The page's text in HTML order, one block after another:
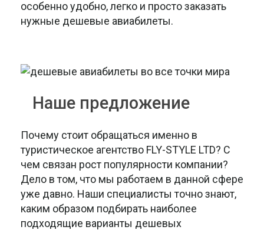
особенно удобно, легко и просто заказать
нужные дешевые авиабилеты.
Наше предложение
Почему стоит обращаться именно в
туристическое агентство FLY-STYLE LTD? С
чем связан рост популярности компании?
Дело в том, что мы работаем в данной сфере
уже давно. Наши специалисты точно знают,
каким образом подбирать наиболее
подходящие варианты дешевых